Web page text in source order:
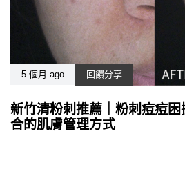
5 個月 ago 回饋分享
新竹清粉刺推薦｜粉刺痘痘
合的肌膚管理方式